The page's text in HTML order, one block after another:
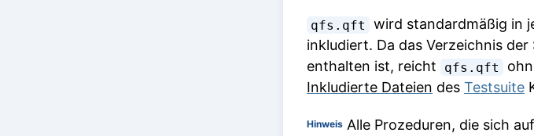
qfs.qft
wird standardmäßig in
inkludiert. Da das Verzeichnis der
enthalten ist, reicht
qfs.qft
Inkludierte Dateien des Testsuite
Hinweis Alle Prozeduren, die sich